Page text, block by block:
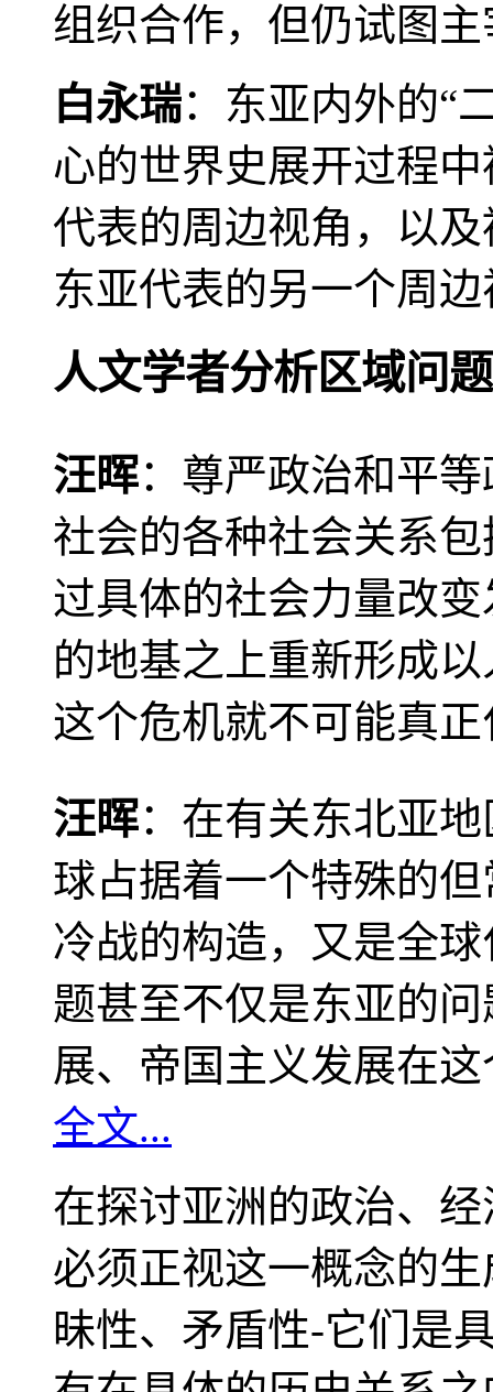
组织合作，但仍试图
白永瑞：东亚内外的“
心的世界史展开过程
代表的周边视角，以
东亚代表的另一个周
人文学者分析区域问题
汪晖：尊严政治和平
社会的各种社会关系
过具体的社会力量改
的地基之上重新形成
这个危机就不可能真
汪晖：在有关东北亚
球占据着一个特殊的
冷战的构造，又是全
题甚至不仅是东亚的
展、帝国主义发展在
全文...
在探讨亚洲的政治、
必须正视这一概念的
昧性、矛盾性-它们是